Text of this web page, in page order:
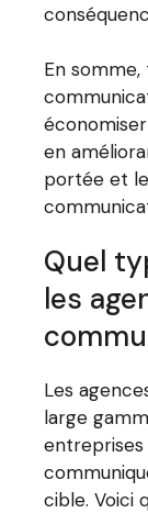
En
en
portée et
Quel
les
Les
large
entreprises
cible. Voici